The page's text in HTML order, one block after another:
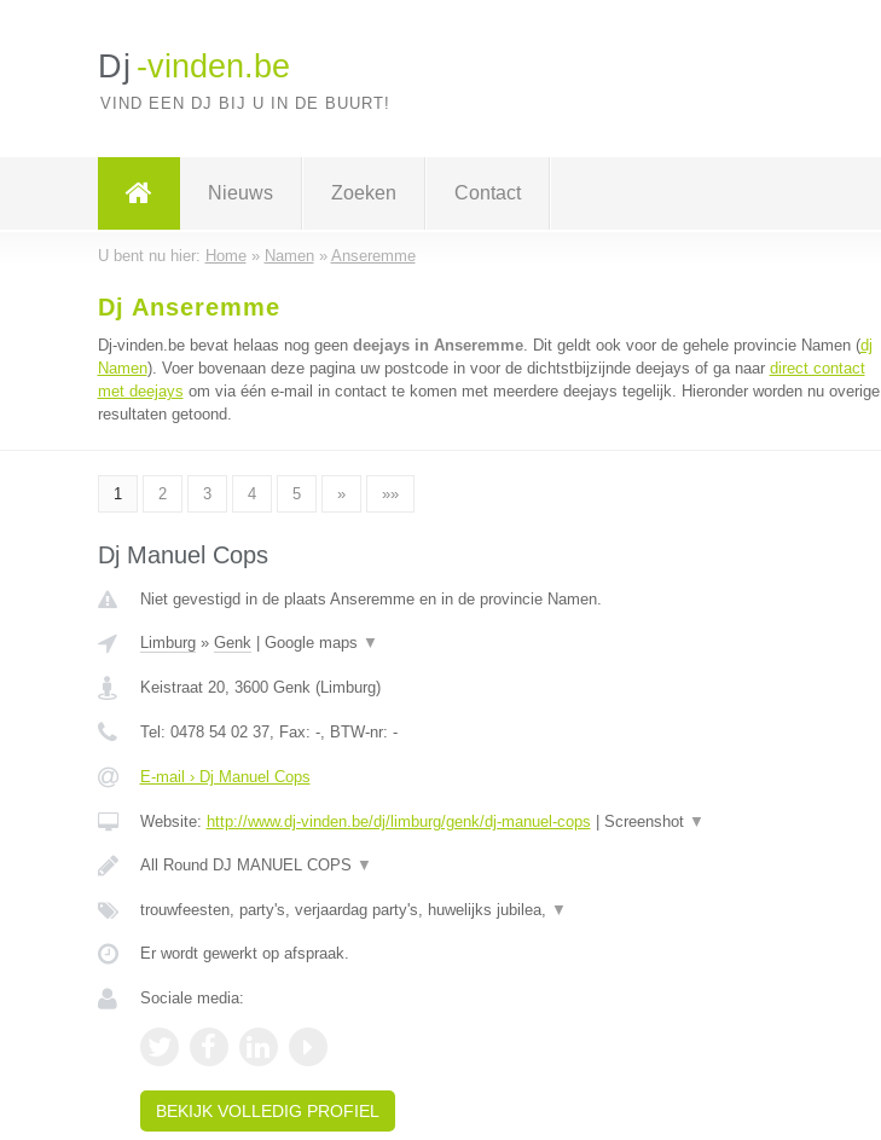
Dj -vinden.be
VIND EEN DJ BIJ U IN DE BUURT!
Nieuws Zoeken Contact
U bent nu hier: Home» Namen» Anseremme
Dj Anseremme
Dj-vinden.be bevat helaas nog geen deejays in Anseremme. Dit geldt ook voor de gehele provincie Namen (dj
Namen). Voer bovenaan deze pagina uw postcode in voor de dichtstbijzijnde deejays of ga naar direct contact
met deejays om via één e-mail in contact te komen met meerdere deejays tegelijk. Hieronder worden nu overige
resultaten getoond.
1 2 3 4 5 » »»
Dj Manuel Cops
Niet gevestigd in de plaats Anseremme en in de provincie Namen.
Limburg» Genk| Google maps ▼
Keistraat 20, 3600 Genk(Limburg)
Tel: 0478 54 02 37, Fax: -, BTW-nr: -
E-mail › Dj Manuel Cops
Website: http://www.dj-vinden.be/dj/limburg/genk/dj-manuel-cops Screenshot ▼
All Round DJ MANUEL COPS ▼
trouwfeesten, party's, verjaardag party's, huwelijks jubilea, ▼
Er wordt gewerkt op afspraak.
Sociale media:
BEKIJK VOLLEDIG PROFIEL